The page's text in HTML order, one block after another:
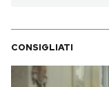
I MIEI PREFERITI
CONSIGLIATI